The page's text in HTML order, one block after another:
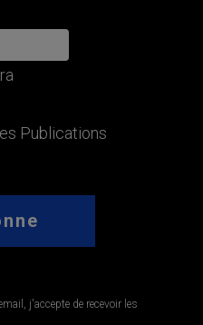
Publications
j'accepte de recevoir les